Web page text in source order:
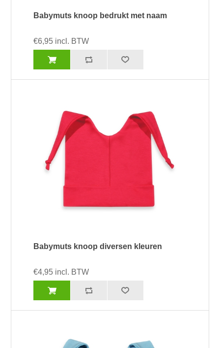
Babymuts knoop bedrukt met naam
€6,95 incl. BTW
Babymuts knoop diversen kleuren
€4,95 incl. BTW